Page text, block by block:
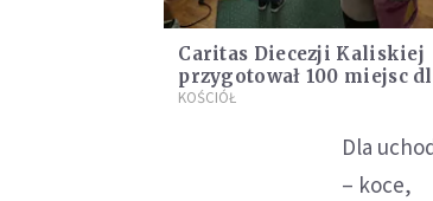
Caritas Diecezji Kaliskiej
przygotował 100 miejsc
uchodźców wojennych z
KOŚCIÓŁ
Dla
– koce,